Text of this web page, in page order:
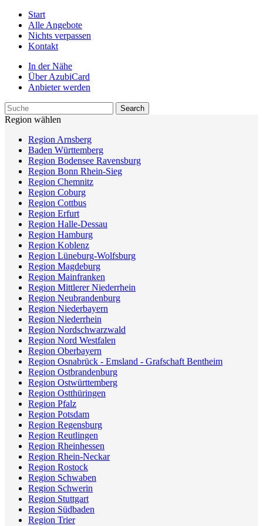
Start
Alle Angebote
Nichts verpassen
Kontakt
In der Nähe
Über AzubiCard
Anbieter werden
Region wählen
Region Arnsberg
Baden Württemberg
Region Bodensee Ravensburg
Region Bonn Rhein-Sieg
Region Chemnitz
Region Coburg
Region Cottbus
Region Erfurt
Region Halle-Dessau
Region Hamburg
Region Koblenz
Region Lüneburg-Wolfsburg
Region Magdeburg
Region Mainfranken
Region Mittlerer Niederrhein
Region Neubrandenburg
Region Niederbayern
Region Niederrhein
Region Nordschwarzwald
Region Nord Westfalen
Region Oberbayern
Region Osnabrück - Emsland - Grafschaft Bentheim
Region Ostbrandenburg
Region Ostwürttemberg
Region Ostthüringen
Region Pfalz
Region Potsdam
Region Regensburg
Region Reutlingen
Region Rheinhessen
Region Rhein-Neckar
Region Rostock
Region Schwaben
Region Schwerin
Region Stuttgart
Region Südbaden
Region Trier